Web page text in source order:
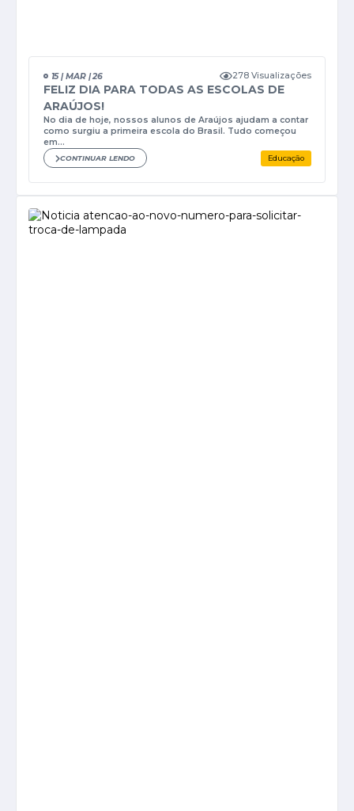
15 | MAR | 26 278 Visualizações
FELIZ DIA PARA TODAS AS ESCOLAS DE
ARAÚJOS!
No dia de hoje, nossos alunos de Araújos ajudam a contar
como surgiu a primeira escola do Brasil. Tudo começou
em...
CONTINUAR LENDO Educação